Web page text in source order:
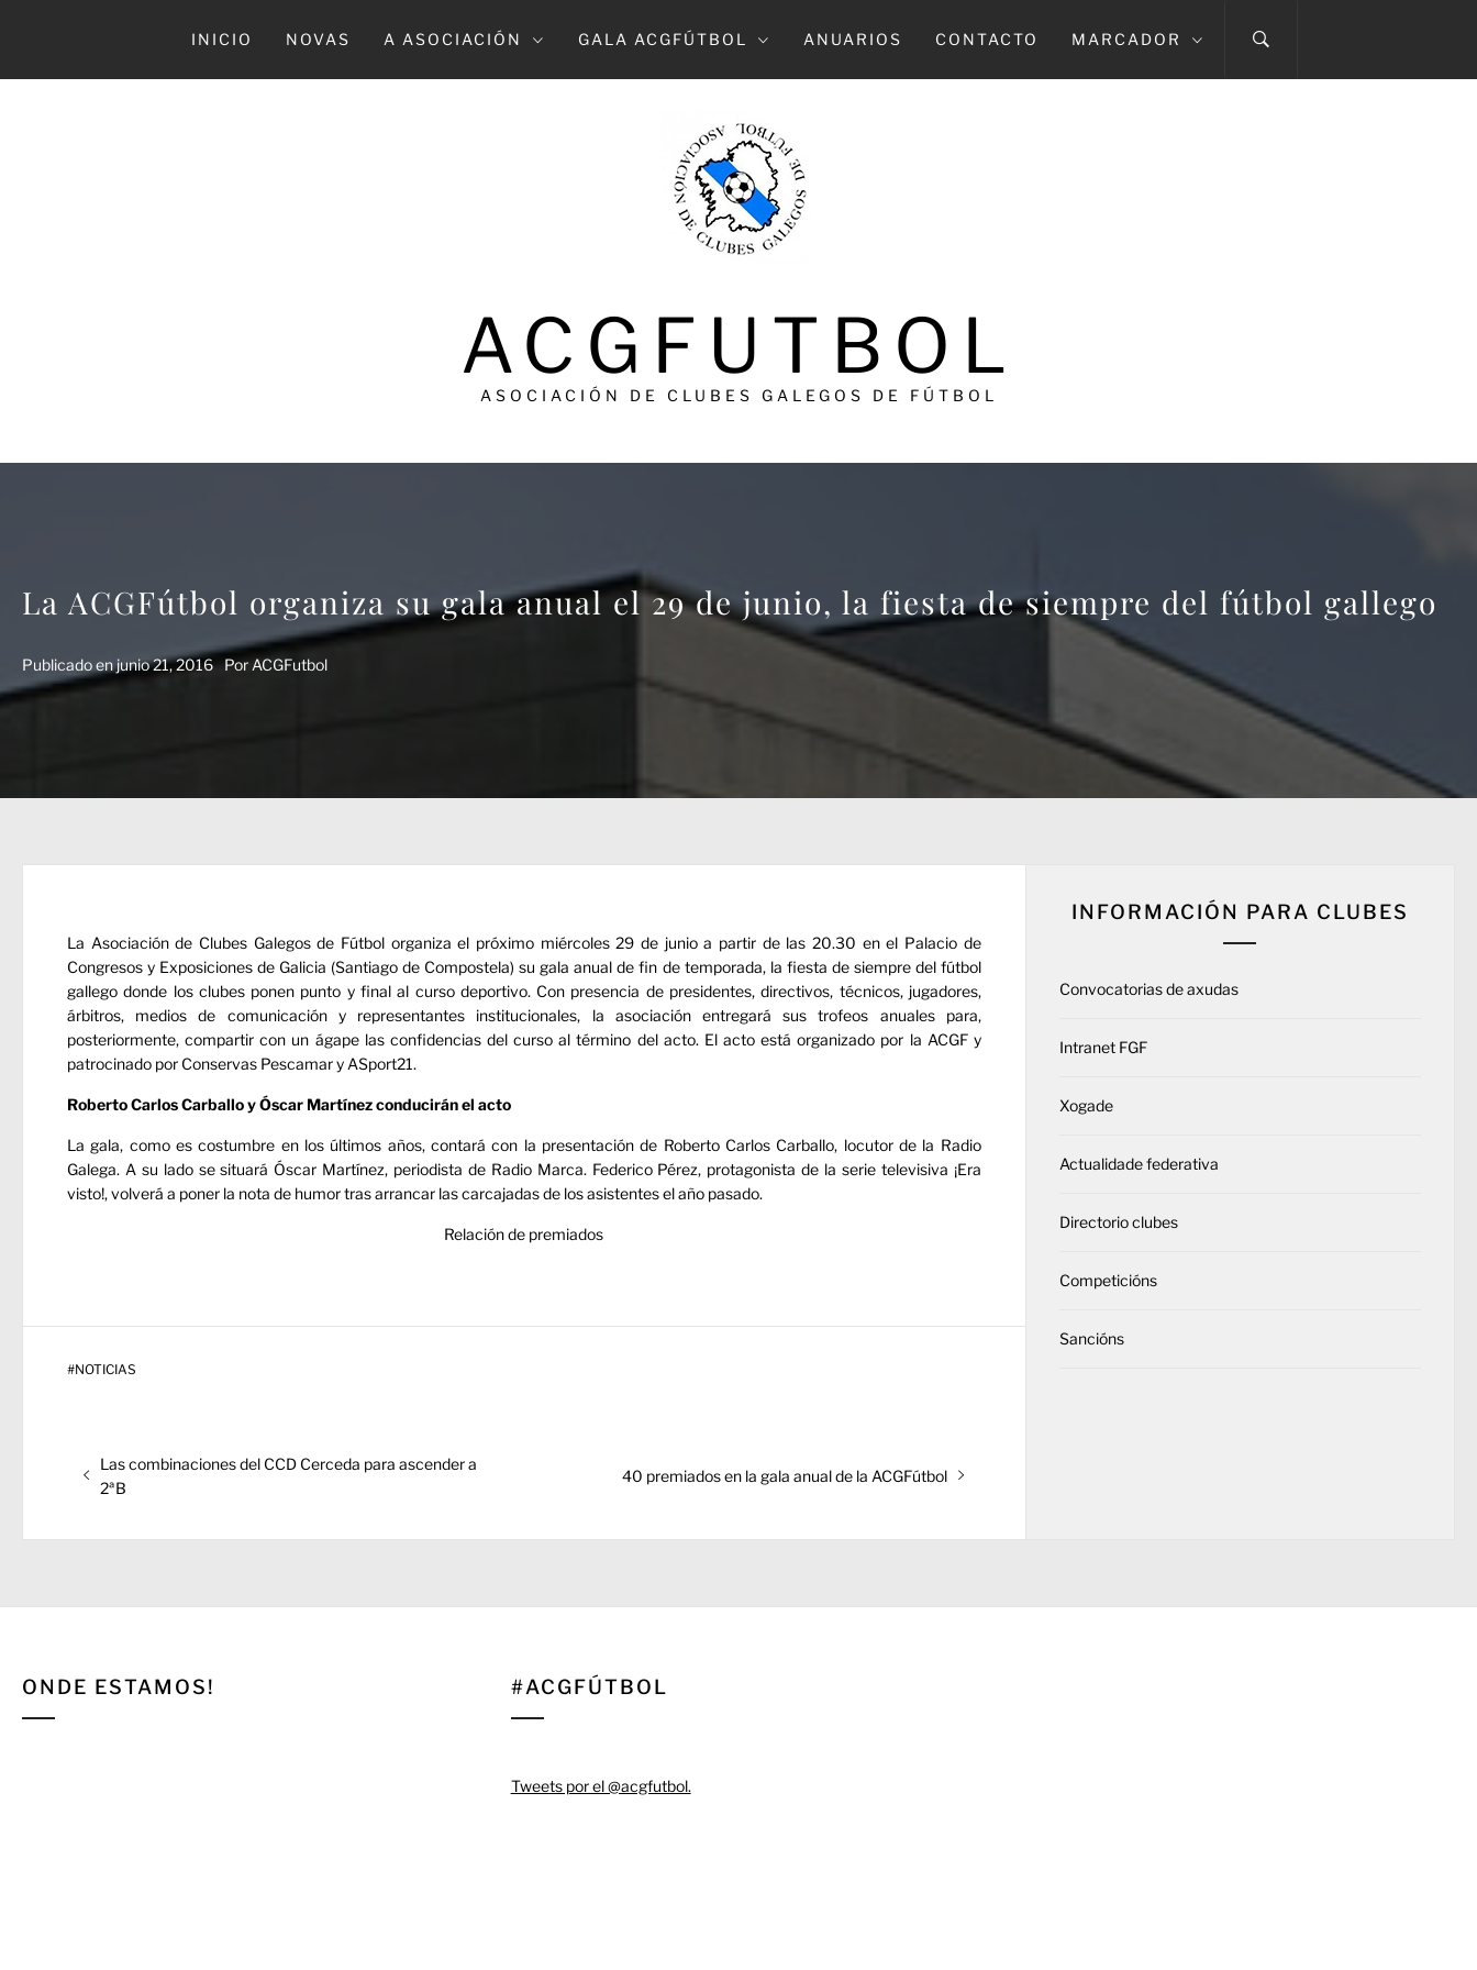
INICIO NOVAS A ASOCIACIÓN GALA ACGFÚTBOL ANUARIOS CONTACTO MARCADOR
ACGFUTBOL
ASOCIACIÓN DE CLUBES GALEGOS DE FÚTBOL
La ACGFútbol organiza su gala anual el 29 de junio, la fiesta de siempre del fútbol gallego
Publicado enjunio 21, 2016 Por ACGFutbol
La Asociación de Clubes Galegos de Fútbol organiza el próximo miércoles 29 de junio a partir de las 20.30 en el Palacio de
Congresos y Exposiciones de Galicia (Santiago de Compostela) su gala anual de fin de temporada, la fiesta de siempre del fútbol
gallego donde los clubes ponen punto y final al curso deportivo. Con presencia de presidentes, directivos, técnicos, jugadores,
árbitros, medios de comunicación y representantes institucionales, la asociación entregará sus trofeos anuales para,
posteriormente, compartir con un ágape las confidencias del curso al término del acto. El acto está organizado por la ACGF y
patrocinado por Conservas Pescamar y ASport21.
Roberto Carlos Carballo y Óscar Martínez conducirán el acto
La gala, como es costumbre en los últimos años, contará con la presentación de Roberto Carlos Carballo, locutor de la Radio
Galega. A su lado se situará Óscar Martínez, periodista de Radio Marca. Federico Pérez, protagonista de la serie televisiva ¡Era
visto!, volverá a poner la nota de humor tras arrancar las carcajadas de los asistentes el año pasado.
Relación de premiados
#NOTICIAS
Navegación
de
Entrada
anterior:
Las combinaciones del CCD Cerceda para ascender a
2ªB
Entrada
40 premiados en la gala anual de la ACGFútbol
INFORMACIÓN PARA CLUBES
Convocatorias de axudas
Intranet FGF
Xogade
Actualidade federativa
Directorio clubes
Competicións
Sancións
ONDE ESTAMOS! #ACGFÚTBOL
Tweets por el @acgfutbol.